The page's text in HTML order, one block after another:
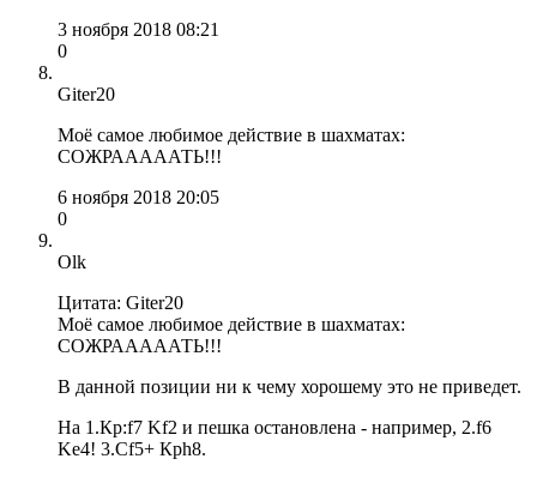
3 ноября 2018 08:21
0
Giter20
Моё самое любимое действие в шахматах:
СОЖРАААААТЬ!!!
6 ноября 2018 20:05
0
Olk
Цитата: Giter20
Моё самое любимое действие в шахматах:
СОЖРАААААТЬ!!!
В данной позиции ни к чему хорошему это не приведет.
На 1.Кр:f7 Kf2 и пешка остановлена - например, 2.f6
Ke4! 3.Cf5+ Крh8.